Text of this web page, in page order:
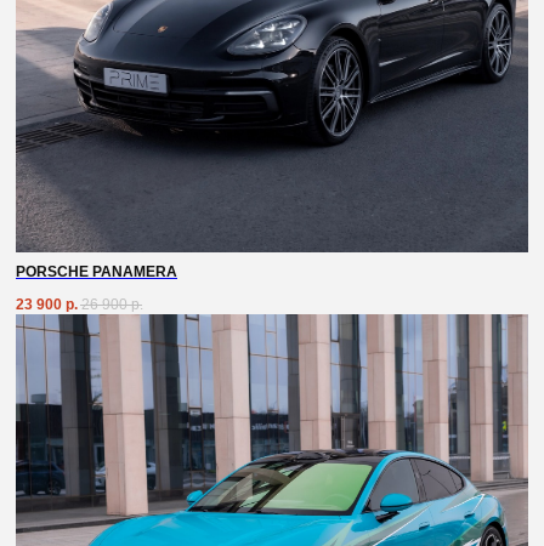
PORSCHE PANAMERA
23 900 р. 26 900 р.